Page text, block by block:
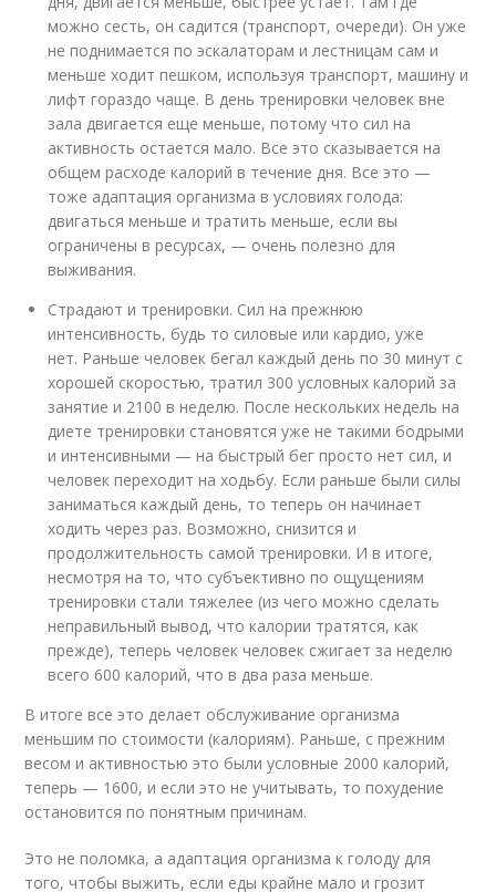
можно сесть, он садится (транспорт, очереди). Он уже
не поднимается по эскалаторам и лестницам сам и
меньше ходит пешком, используя транспорт, машину и
лифт гораздо чаще. В день тренировки человек вне
зала двигается еще меньше, потому что сил на
активность остается мало. Все это сказывается на
общем расходе калорий в течение дня. Все это —
тоже адаптация организма в условиях голода:
двигаться меньше и тратить меньше, если вы
ограничены в ресурсах, — очень полезно для
выживания.
Страдают и тренировки. Сил на прежнюю
интенсивность, будь то силовые или кардио, уже
нет. Раньше человек бегал каждый день по 30 минут с
хорошей скоростью, тратил 300 условных калорий за
занятие и 2100 в неделю. После нескольких недель на
диете тренировки становятся уже не такими бодрыми
и интенсивными — на быстрый бег просто нет сил, и
человек переходит на ходьбу. Если раньше были силы
заниматься каждый день, то теперь он начинает
ходить через раз. Возможно, снизится и
продолжительность самой тренировки. И в итоге,
несмотря на то, что субъективно по ощущениям
тренировки стали тяжелее (из чего можно сделать
неправильный вывод, что калории тратятся, как
прежде), теперь человек человек сжигает за неделю
всего 600 калорий, что в два раза меньше.
В итоге все это делает обслуживание организма
меньшим по стоимости (калориям). Раньше, с прежним
весом и активностью это были условные 2000 калорий,
теперь — 1600, и если это не учитывать, то похудение
остановится по понятным причинам.
Это не поломка, а адаптация организма к голоду для
того, чтобы выжить, если еды крайне мало и грозит